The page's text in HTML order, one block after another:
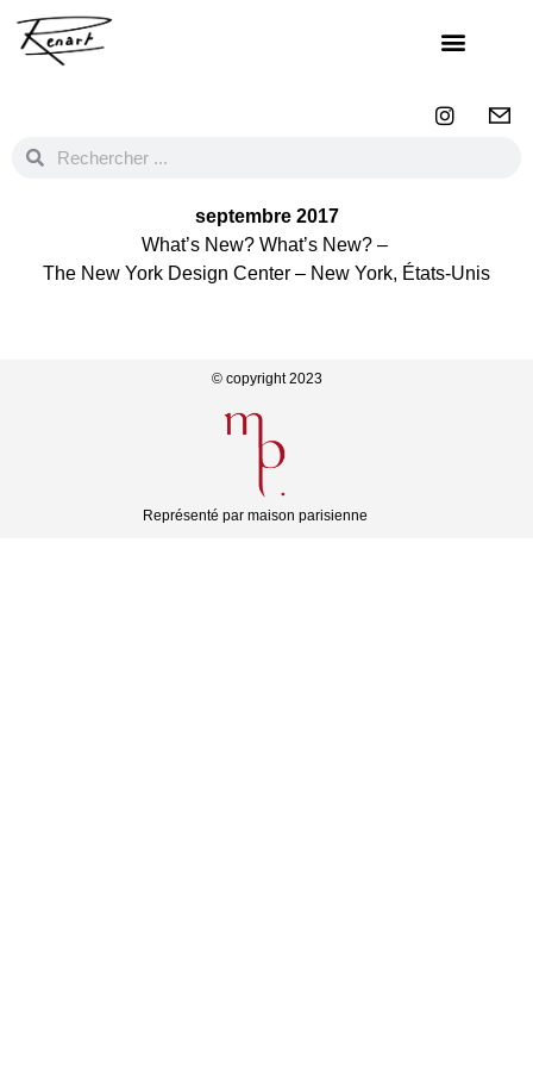
septembre 2017
What’s New? What’s New? –
The New York Design Center – New York, États-Unis
© copyright 2023
Représenté par maison parisienne